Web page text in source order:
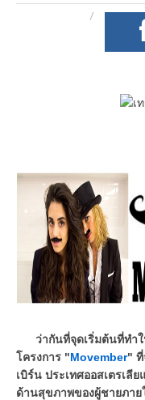
ว่ากันที่จุดเริ่มต้นที่ทำ
โครงการ "Movember" ที่
เบิร์น ประเทศออสเตรเลี
ด้านสุขภาพของผู้ชายภา